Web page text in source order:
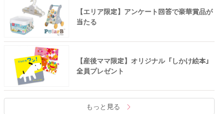
【エリア限定】アンケート回答で豪華賞品が
当たる
【産後ママ限定】オリジナル「しかけ絵本」
全員プレゼント
もっと見る